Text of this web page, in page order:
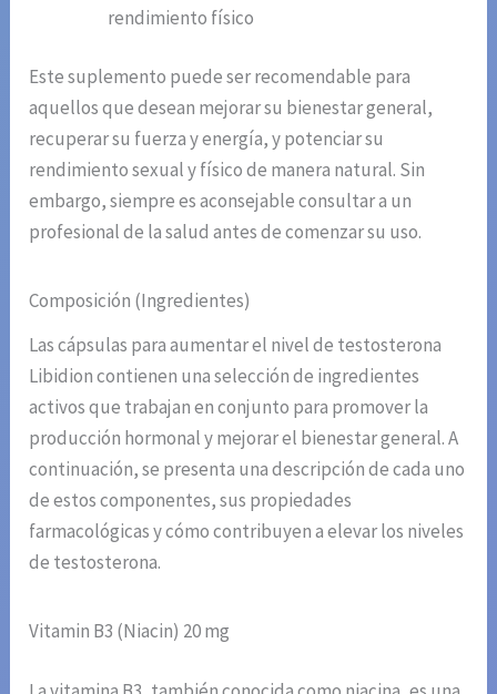
rendimiento físico
Este suplemento puede ser recomendable para
aquellos que desean mejorar su bienestar general,
recuperar su fuerza y energía, y potenciar su
rendimiento sexual y físico de manera natural. Sin
embargo, siempre es aconsejable consultar a un
profesional de la salud antes de comenzar su uso.
Composición (Ingredientes)
Las cápsulas para aumentar el nivel de testosterona
Libidion contienen una selección de ingredientes
activos que trabajan en conjunto para promover la
producción hormonal y mejorar el bienestar general. A
continuación, se presenta una descripción de cada uno
de estos componentes, sus propiedades
farmacológicas y cómo contribuyen a elevar los niveles
de testosterona.
Vitamin B3 (Niacin) 20 mg